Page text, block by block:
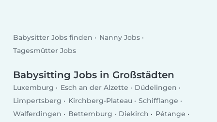
Babysitter Jobs finden
Nanny Jobs
Tagesmütter Jobs
Babysitting Jobs in Großstädten
Luxemburg Esch an der Alzette
Düdelingen
Limpertsberg
Kirchberg-Plateau
Schifflange
Walferdingen
Bettemburg Diekirch
Pétange